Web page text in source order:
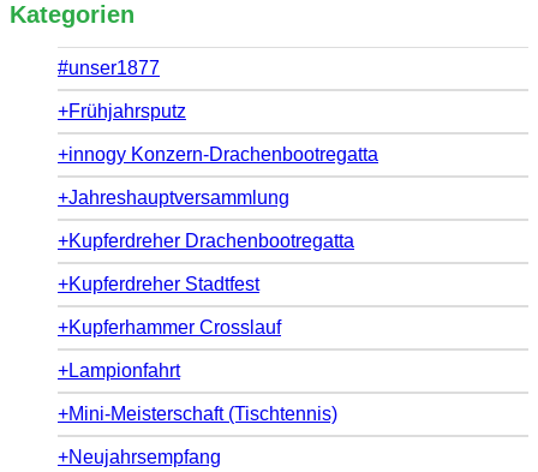
Kategorien
#unser1877
+Frühjahrsputz
+innogy Konzern-Drachenbootregatta
+Jahreshauptversammlung
+Kupferdreher Drachenbootregatta
+Kupferdreher Stadtfest
+Kupferhammer Crosslauf
+Lampionfahrt
+Mini-Meisterschaft (Tischtennis)
+Neujahrsempfang